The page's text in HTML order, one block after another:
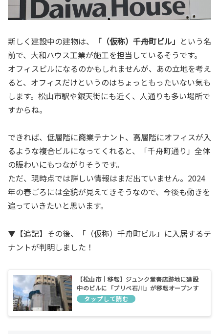
新しく建設中の建物は、 「（仮称）千舟町ビル」 という名
前で、大和ハウス工業が施工を担当しているそうです。
オフィスビルになるのかもしれませんが、あの立地を考え
ると、オフィスだけというのはちょっともったいない気も
します。松山市駅や銀天街にも近く、人通りも多い場所で
すからね。
できれば、低層階に商業テナント、高層階にオフィスが入
るような複合ビルになってくれると、「千舟町通り」全体
の賑わいにもつながりそうです。
ただ、現時点では詳しい情報はまだ出ていません。2024
年の春ごろには全貌が見えてきそうなので、今後も動きを
追っていきたいと思います。
▼【追記】その後、「（仮称）千舟町ビル」に入居するテ
ナントが判明しました！
【松山市｜移転】ジュンク堂書店跡地に建設
中のビルに「プリベ石川」が移転オープンす
るようです！